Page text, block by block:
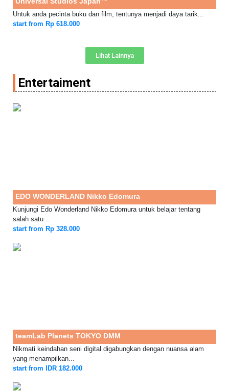
Untuk anda pecinta buku dan film, tentunya menjadi daya tarik...
start from Rp 618.000
Lihat Lainnya
Entertaiment
EDO WONDERLAND Nikko Edomura
Kunjungi Edo Wonderland Nikko Edomura untuk belajar tentang
salah satu...
start from Rp 328.000
teamLab Planets TOKYO DMM
Nikmati keindahan seni digital digabungkan dengan nuansa alam
yang menampilkan...
start from IDR 182.000